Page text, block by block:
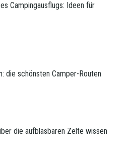
Campingausflugs: Ideen für
die schönsten Camper-Routen
die aufblasbaren Zelte wissen